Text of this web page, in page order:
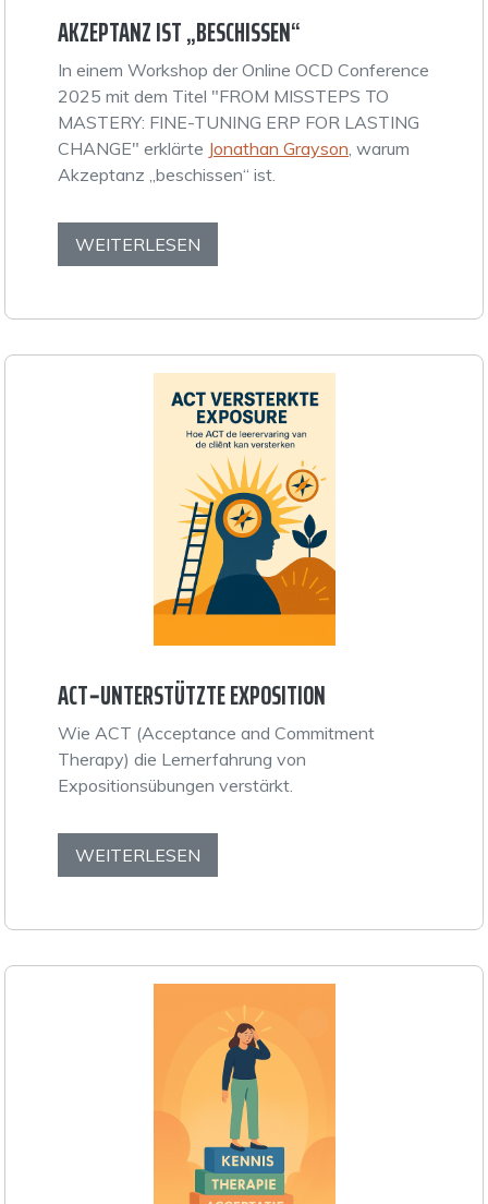
AKZEPTANZ IST „BESCHISSEN“
In einem Workshop der Online OCD Conference
2025 mit dem Titel "FROM MISSTEPS TO
MASTERY: FINE-TUNING ERP FOR LASTING
CHANGE" erklärte Jonathan Grayson, warum
Akzeptanz „beschissen“ ist.
WEITERLESEN
ACT‑UNTERSTÜTZTE EXPOSITION
Wie ACT (Acceptance and Commitment
Therapy) die Lernerfahrung von
Expositionsübungen verstärkt.
WEITERLESEN